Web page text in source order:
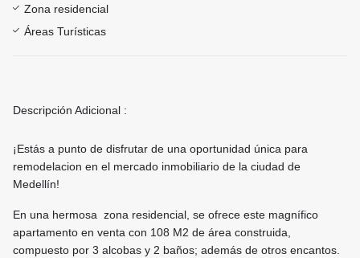
Zona residencial
Áreas Turísticas
Descripción Adicional :
¡Estás a punto de disfrutar de una oportunidad única para
remodelacion en el mercado inmobiliario de la ciudad de
Medellín!
En una hermosa zona residencial, se ofrece este magnífico
apartamento en venta con 108 M2 de área construida,
compuesto por 3 alcobas y 2 baños; además de otros encantos.